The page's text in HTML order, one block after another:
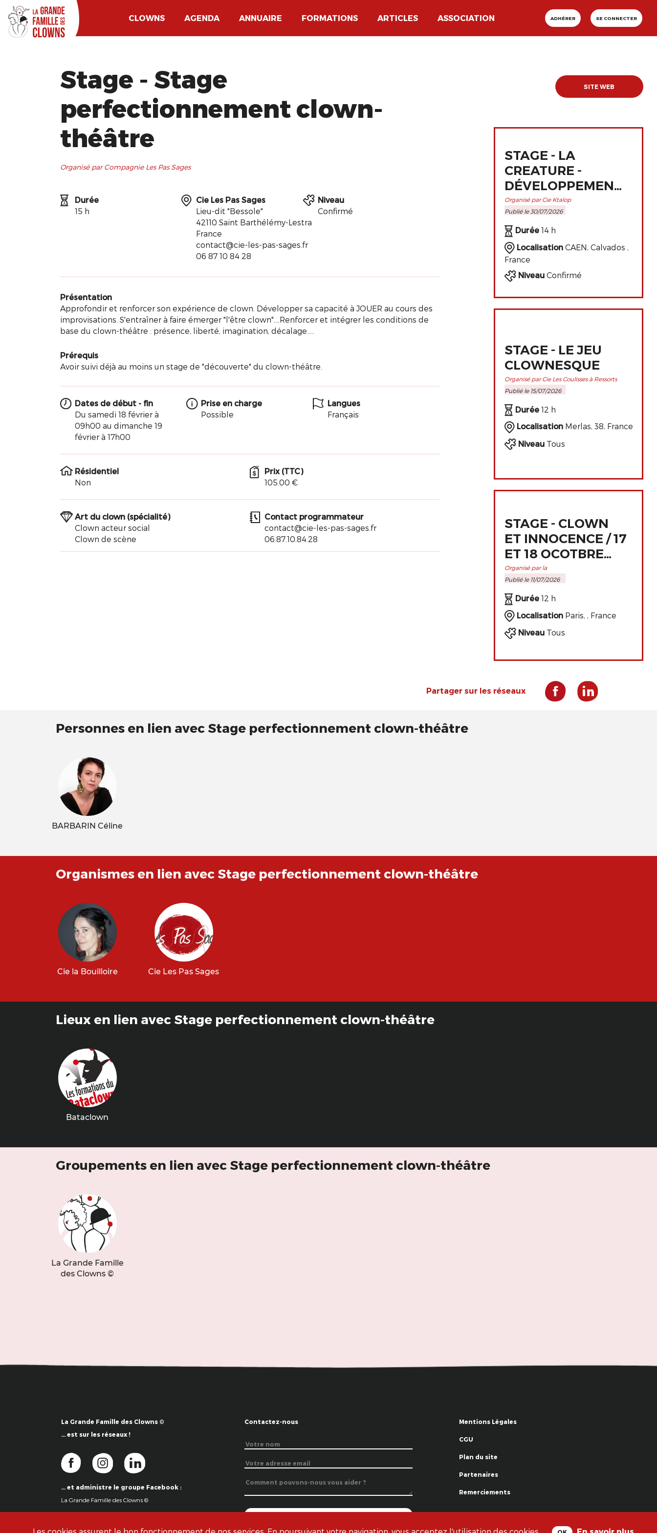
CLOWNS AGENDA ANNUAIRE FORMATIONS ARTICLES ASSOCIATION ADHÉRER SE CONNECTER
Stage - Stage
perfectionnement clown-
théâtre
Organisé par Compagnie Les Pas Sages
Durée
15 h
Cie Les Pas Sages
Lieu-dit "Bessole"
42110 Saint Barthélémy-Lestra
France
contact@cie-les-pas-sages.fr
06 87 10 84 28
Niveau
Confirmé
Présentation
Approfondir et renforcer son expérience de clown. Développer sa capacité à JOUER au cours des
improvisations. S'entraîner à faire émerger "l'être clown"....Renforcer et intégrer les conditions de
base du clown-théâtre : présence, liberté, imagination, décalage.....
Prérequis
Avoir suivi déjà au moins un stage de "découverte" du clown-théâtre.
Dates de début - fin
Du samedi 18 février à
09h00 au dimanche 19
février à 17h00
Prise en charge
Possible
Langues
Français
Résidentiel
Non
Prix (TTC)
105.00 €
Art du clown (spécialité)
Clown acteur social
Clown de scène
Contact programmateur
contact@cie-les-pas-sages.fr
06.87.10.84.28
SITE WEB
STAGE - LA
CREATURE -
DÉVELOPPEMENT
ET
PERFECTIONNEMENT
DE L'ART
CLOWNESQUE
Organisé par Cie Ktalop
Publié le 30/07/2026
Durée14 h
LocalisationCAEN, Calvados ,
France
NiveauConfirmé
STAGE - LE JEU
CLOWNESQUE
Organisé par Cie Les Coulisses à Ressorts
Publié le 15/07/2026
Durée12 h
LocalisationMerlas, 38, France
NiveauTous
STAGE - CLOWN
ET INNOCENCE / 17
ET 18 OCOTBRE
2026 À PARIS
Organisé par la
Publié le 11/07/2026
Durée12 h
LocalisationParis, , France
NiveauTous
Partager sur les réseaux
Personnes en lien avec Stage perfectionnement clown-théâtre
BARBARIN Céline
Organismes en lien avec Stage perfectionnement clown-théâtre
Cie la Bouilloire Cie Les Pas Sages
Lieux en lien avec Stage perfectionnement clown-théâtre
Bataclown
Groupements en lien avec Stage perfectionnement clown-théâtre
La Grande Famille
des Clowns ©
La Grande Famille des Clowns ©
… est sur les réseaux !
… et administre le groupe Facebook :
La Grande Famille des Clowns ©
Contactez-nous Mentions Légales
CGU
Plan du site
Partenaires
Remerciements